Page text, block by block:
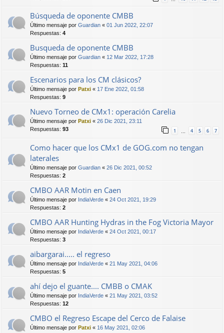
Búsqueda de oponente CMBB
Último mensaje por Guardian « 01 Jun 2022, 22:07
Respuestas: 4
Busqueda de oponente CMBB
Último mensaje por Guardian « 12 Mar 2022, 17:28
Respuestas: 11
Escenarios para los CM clásicos?
Último mensaje por Patxi « 17 Ene 2022, 01:58
Respuestas: 9
Nuevo Torneo de CMx1: operación Carelia
Último mensaje por Patxi « 26 Dic 2021, 23:11
Respuestas: 93 1 … 4 5 6 7
Como hacer que los CMx1 de GOG.com no tengan
laterales
Último mensaje por Guardian « 26 Dic 2021, 00:52
Respuestas: 2
CMBO AAR Motin en Caen
Último mensaje por IndiaVerde « 24 Oct 2021, 19:29
Respuestas: 2
CMBO AAR Hunting Hydras in the Fog Victoria Mayor
Último mensaje por IndiaVerde « 24 Oct 2021, 00:17
Respuestas: 3
aibargarai..... el regreso
Último mensaje por IndiaVerde « 21 May 2021, 04:06
Respuestas: 5
ahí dejo el guante.... CMBB o CMAK
Último mensaje por IndiaVerde « 21 May 2021, 03:52
Respuestas: 12
CMBO el Regreso Escape del Cerco de Falaise
Último mensaje por Patxi « 16 May 2021, 02:06